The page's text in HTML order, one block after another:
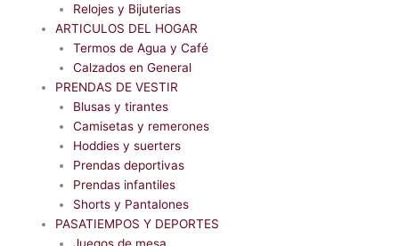
Relojes y Bijuterias
ARTICULOS DEL HOGAR
Termos de Agua y Café
Calzados en General
PRENDAS DE VESTIR
Blusas y tirantes
Camisetas y remerones
Hoddies y suerters
Prendas deportivas
Prendas infantiles
Shorts y Pantalones
PASATIEMPOS Y DEPORTES
Juegos de mesa